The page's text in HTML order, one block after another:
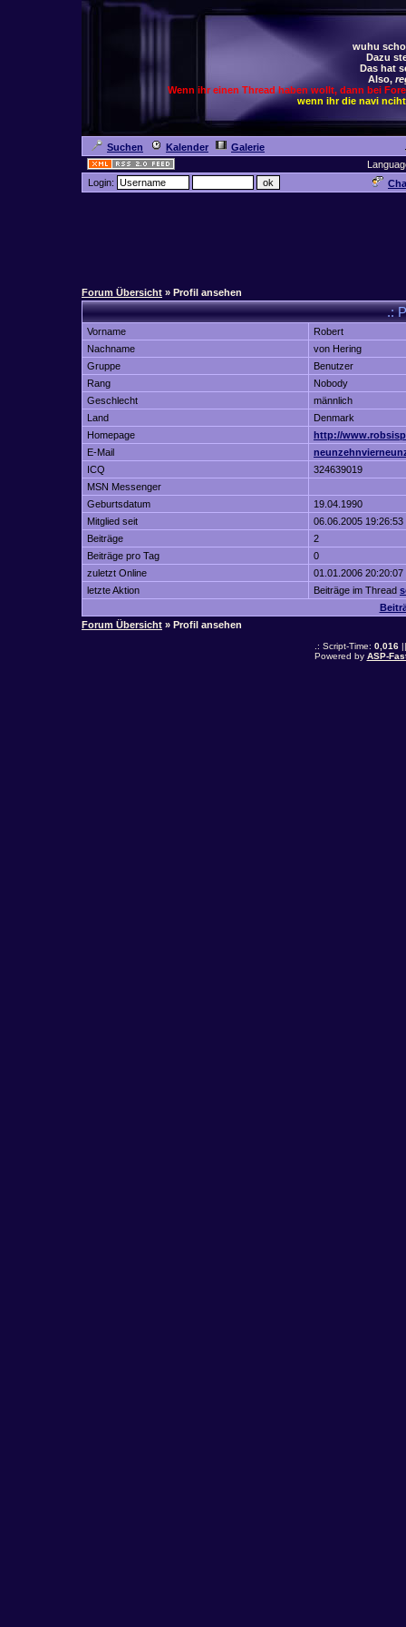
wuhu
Dazu
Das hat
Also,
Wenn ihr einen Thread haben wollt, dann bei
wenn ihr die navi
Suchen Kalender
Galerie
Login:
Forum Übersicht » Profil ansehen
.:
Vorname
Robert
Nachname
von Hering
Gruppe
Benutzer
Rang
Nobody
Geschlecht
männlich
Land
Denmark
Homepage
http://
E-Mail
ICQ
324639019
MSN Messenger
Geburtsdatum
19.04.1990
Mitglied seit
06.06.2005 19:26:53
Beiträge
2
Beiträge pro Tag
0
zuletzt Online
01.01.2006 20:20:07
letzte Aktion
Beiträge im Thread
Forum Übersicht » Profil ansehen
.: Script-Time: 0,016||
Powered by ASP-